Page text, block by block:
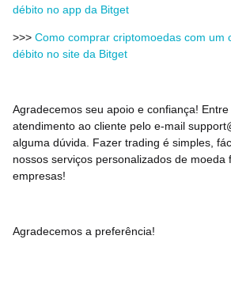
débito no app da Bitget
>>> Como comprar criptomoedas com um
débito no site da Bitget
Agradecemos seu apoio e confiança!
atendimento ao cliente pelo e-mail
alguma dúvida. Fazer trading é simples,
nossos serviços personalizados de moeda
empresas!
Agradecemos a preferência!